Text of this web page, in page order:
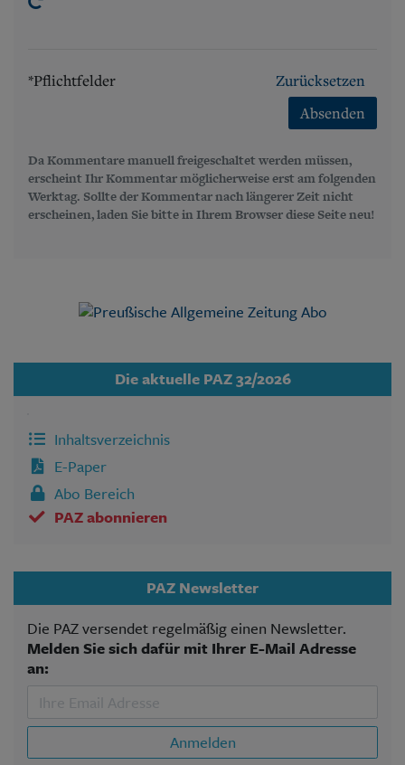
*Pflichtfelder
Zurücksetzen
Absenden
Da Kommentare manuell freigeschaltet werden müssen,
erscheint Ihr Kommentar möglicherweise erst am folgenden
Werktag. Sollte der Kommentar nach längerer Zeit nicht
erscheinen, laden Sie bitte in Ihrem Browser diese Seite neu!
Die aktuelle PAZ 32/2026
Inhaltsverzeichnis
E-Paper
Abo Bereich
PAZ abonnieren
PAZ Newsletter
Die PAZ versendet regelmäßig einen Newsletter.
Melden Sie sich dafür mit Ihrer E-Mail Adresse
an:
Anmelden